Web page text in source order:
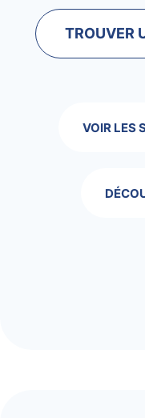
TROUVER
VOIR LES